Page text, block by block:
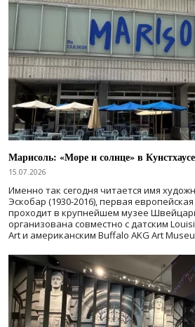
Марисоль: «Море и солнце» в
15.07.2026
Именно так сегодня читается имя
Эскобар (1930-2016), первая
проходит в крупнейшем музее
организована совместно с датским
Art и американским Buffalo AKG Art